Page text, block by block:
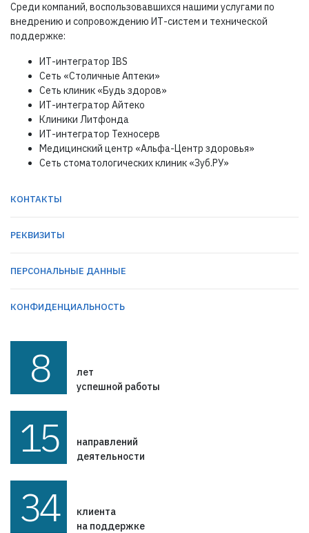
Среди компаний, воспользовавшихся нашими услугами по
внедрению и сопровождению ИТ-систем и технической
поддержке:
ИТ-интегратор IBS
Сеть «Столичные Аптеки»
Сеть клиник «Будь здоров»
ИТ-интегратор Айтеко
Клиники Литфонда
ИТ-интегратор Техносерв
Медицинский центр «Альфа-Центр здоровья»
Сеть стоматологических клиник «Зуб.РУ»
КОНТАКТЫ
РЕКВИЗИТЫ
ПЕРСОНАЛЬНЫЕ ДАННЫЕ
КОНФИДЕНЦИАЛЬНОСТЬ
8
лет
успешной работы
15
направлений
деятельности
34
клиента
на поддержке